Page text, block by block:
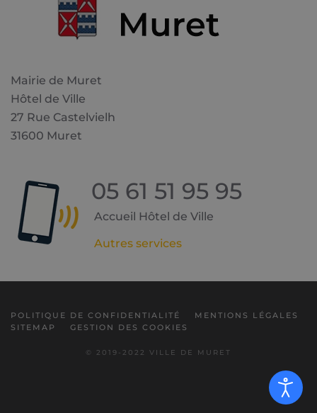
Mairie de Muret
Hôtel de Ville
27 Rue Castelvielh
31600 Muret
05 61 51 95 95
Accueil Hôtel de Ville
Autres services
POLITIQUE DE CONFIDENTIALITÉ
MENTIONS LÉGALES
SITEMAP
GESTION DES COOKIES
© 2019-2022 VILLE DE MURET